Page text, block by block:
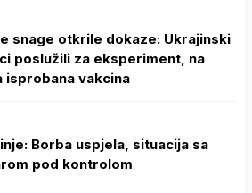
snage otkrile dokaze: Ukrajinski
poslužili za eksperiment, na
isprobana vakcina
Borba uspjela, situacija sa
pod kontrolom